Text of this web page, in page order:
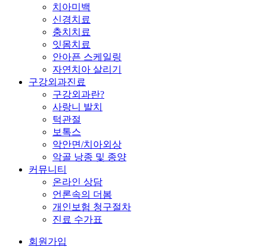
치아미백
신경치료
충치치료
잇몸치료
안아픈 스케일링
자연치아 살리기
구강외과진료
구강외과란?
사랑니 발치
턱관절
보톡스
악안면/치아외상
악골 낭종 및 종양
커뮤니티
온라인 상담
언론속의 더봄
개인보험 청구절차
진료 수가표
회원가입